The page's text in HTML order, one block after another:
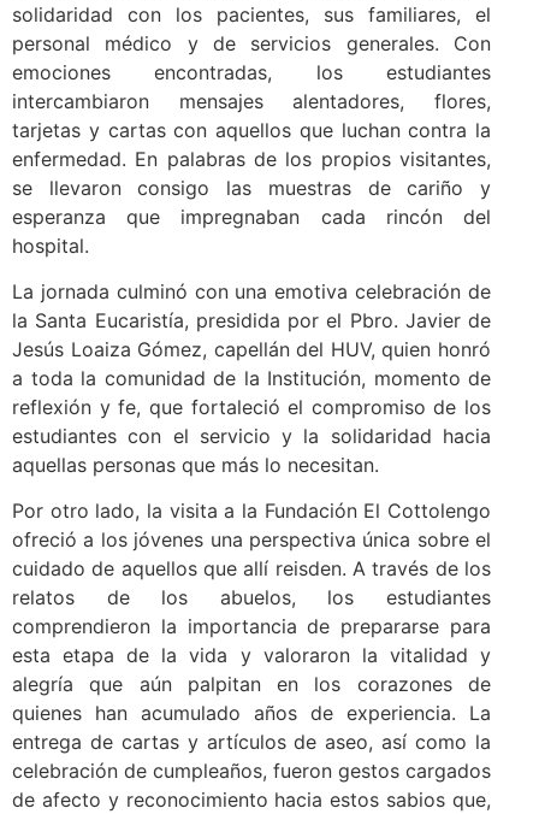
solidaridad con los pacientes, sus familiares, el
personal médico y de servicios generales. Con
emociones encontradas, los estudiantes
intercambiaron mensajes alentadores, flores,
tarjetas y cartas con aquellos que luchan contra la
enfermedad. En palabras de los propios visitantes,
se llevaron consigo las muestras de cariño y
esperanza que impregnaban cada rincón del
hospital.
La jornada culminó con una emotiva celebración de
la Santa Eucaristía, presidida por el Pbro. Javier de
Jesús Loaiza Gómez, capellán del HUV, quien honró
a toda la comunidad de la Institución, momento de
reflexión y fe, que fortaleció el compromiso de los
estudiantes con el servicio y la solidaridad hacia
aquellas personas que más lo necesitan.
Por otro lado, la visita a la Fundación El Cottolengo
ofreció a los jóvenes una perspectiva única sobre el
cuidado de aquellos que allí reisden. A través de los
relatos de los abuelos, los estudiantes
comprendieron la importancia de prepararse para
esta etapa de la vida y valoraron la vitalidad y
alegría que aún palpitan en los corazones de
quienes han acumulado años de experiencia. La
entrega de cartas y artículos de aseo, así como la
celebración de cumpleaños, fueron gestos cargados
de afecto y reconocimiento hacia estos sabios que,